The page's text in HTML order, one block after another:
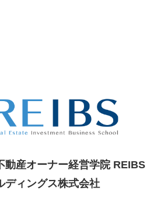
動産オーナー経営学院 REIBS
ディングス株式会社